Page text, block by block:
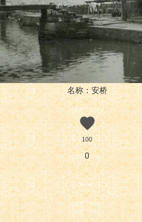
名称：安桥
100
0